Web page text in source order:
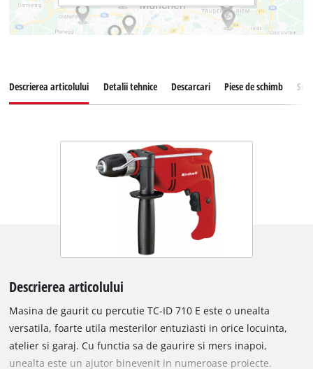
Descrierea articolului Detalii tehnice Descarcari Piese de schimb
Descrierea articolului
Masina de gaurit cu percutie TC-ID 710 E este o unealta
versatila, foarte utila mesterilor entuziasti in orice locuinta,
atelier si garaj. Cu functia sa de gaurire si mers inapoi,
unealta este un ajutor binevenit in numeroase proiecte.